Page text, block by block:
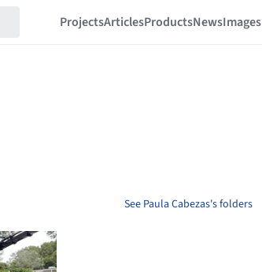
ProjectsArticlesProductsNewsImages
See Paula Cabezas's folders